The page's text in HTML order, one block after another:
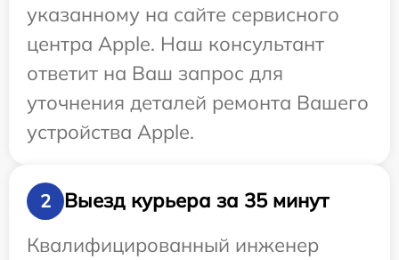
указанному на сайте сервисного
центра Apple. Наш консультант
ответит на Ваш запрос для
уточнения деталей ремонта Вашего
устройства Apple.
2
Выезд курьера за 35 минут
Квалифицированный инженер